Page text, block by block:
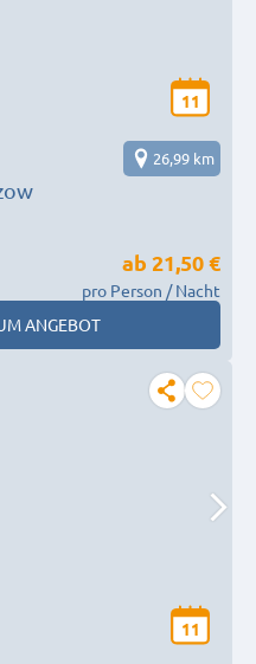
11
26,99 km
ab 21,50 €
pro Person / Nacht
ANGEBOT
11